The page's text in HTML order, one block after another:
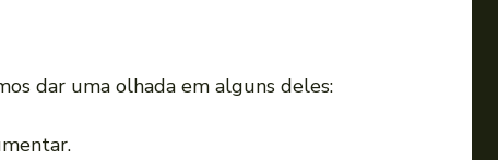
dar uma olhada em alguns deles: